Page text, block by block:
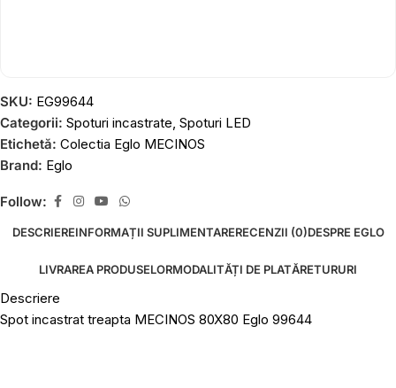
SKU: EG99644
Categorii: Spoturi incastrate, Spoturi LED
Etichetă: Colectia Eglo MECINOS
Brand: Eglo
Follow:
DESCRIEREINFORMAȚII SUPLIMENTARERECENZII (0)DESPRE EGLO
LIVRAREA PRODUSELORMODALITĂȚI DE PLATĂRETURURI
Descriere
Spot incastrat treapta MECINOS 80X80 Eglo 99644